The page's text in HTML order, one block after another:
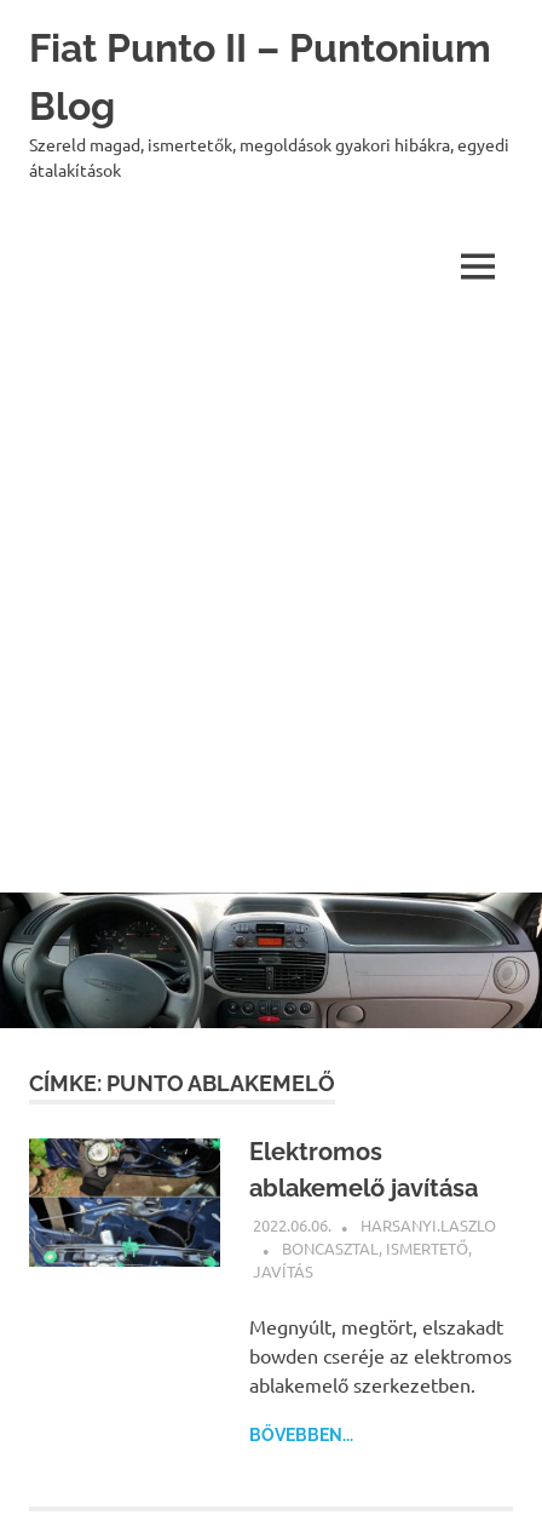
Fiat Punto II – Puntonium
Blog
Szereld magad, ismertetők, megoldások gyakori hibákra, egyedi
átalakítások
MENU
CÍMKE: PUNTO ABLAKEMELŐ
Elektromos
ablakemelő javítása
2022.06.06.
HARSANYI.LASZLO
BONCASZTAL , ISMERTETŐ,
JAVÍTÁS
Megnyúlt, megtört, elszakadt
bowden cseréje az elektromos
ablakemelő szerkezetben.
BŐVEBBEN...